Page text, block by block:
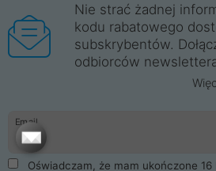
Nie strać żadnej
kodu rabatowego
subskrybentów.
odbiorców
Email
Oświadczam, że mam ukończone